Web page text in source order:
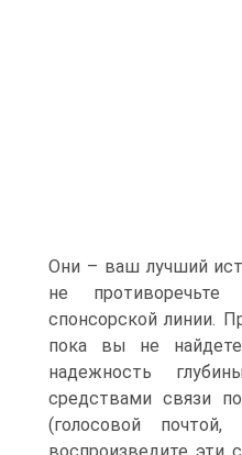
Они – ваш лучший
не
спонсорской линии.
пока вы не
надежность
средствами связи
(голосовой